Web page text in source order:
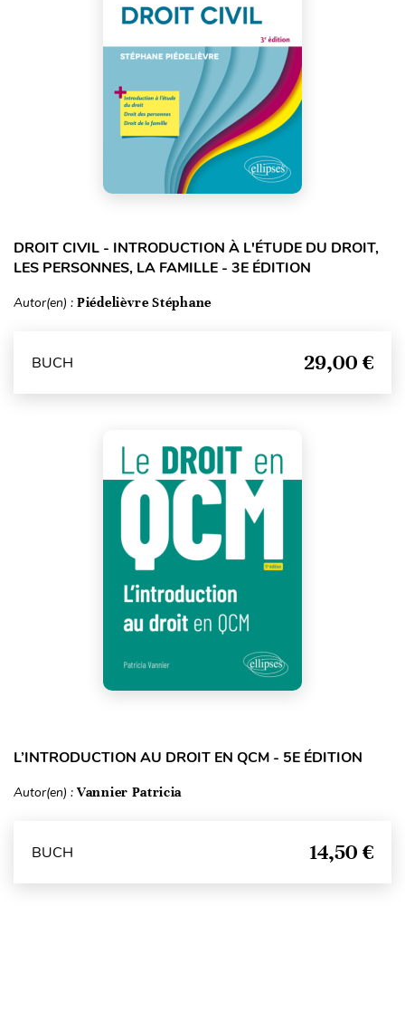
DROIT CIVIL - INTRODUCTION À L'ÉTUDE DU DROIT,
LES PERSONNES, LA FAMILLE - 3E ÉDITION
Autor(en) : Piédelièvre Stéphane
BUCH 29,00 €
L’INTRODUCTION AU DROIT EN QCM - 5E ÉDITION
Autor(en) : Vannier Patricia
BUCH 14,50 €